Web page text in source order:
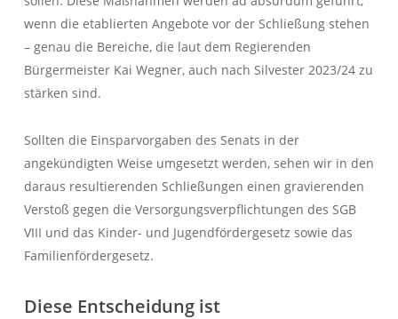
wenn die etablierten Angebote vor der Schließung stehen
– genau die Bereiche, die laut dem Regierenden
Bürgermeister Kai Wegner, auch nach Silvester 2023/24 zu
stärken sind.
Sollten die Einsparvorgaben des Senats in der
angekündigten Weise umgesetzt werden, sehen wir in den
daraus resultierenden Schließungen einen gravierenden
Verstoß gegen die Versorgungsverpflichtungen des SGB
VIII und das Kinder- und Jugendfördergesetz sowie das
Familienfördergesetz.
Diese Entscheidung ist